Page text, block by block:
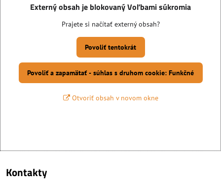
Externý obsah je blokovaný Voľbami súkromia
Prajete si načítať externý obsah?
Povoliť tentokrát
Povoliť a zapamätať - súhlas s druhom cookie: Funkčné
Otvoriť obsah v novom okne
Kontakty